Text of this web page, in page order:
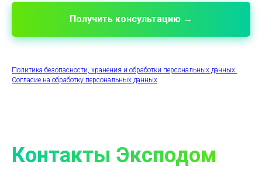
Получить консультацию →
Политика безопасности, хранения и обработки персональных данных.
Согласие на обработку персональных данных
Контакты Эксподом